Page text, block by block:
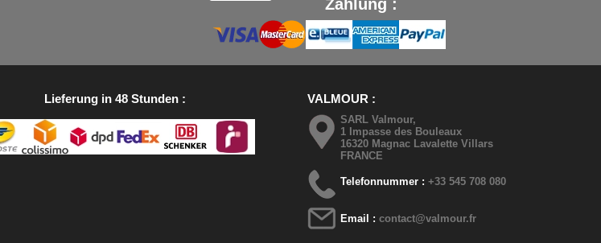
Zahlung :
Lieferung in 48 Stunden VALMOUR
SARL Valmour,
1 Impasse des Bouleaux
16320 Magnac Lavalette Villars
FRANCE
Telefonnummer :+33 545 708 080
Email :contact@valmour.fr